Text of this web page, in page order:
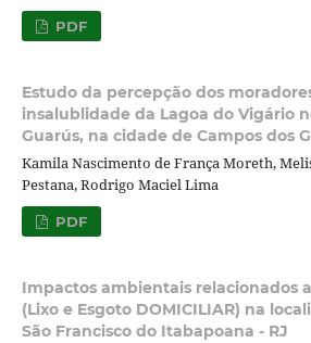
PDF
Estudo da percepção dos
insalublidade da Lagoa do Vigário
Guarús, na cidade de Campos dos
Kamila Nascimento de França Moreth,
Pestana, Rodrigo Maciel Lima
PDF
Impactos ambientais relacionados
(Lixo e Esgoto DOMICILIAR) na
São Francisco do Itabapoana - RJ